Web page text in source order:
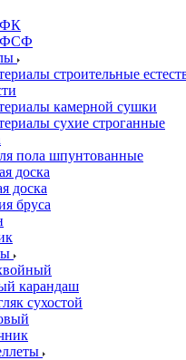
ФК
ФСФ
строительные
камерной сушки
сухие строганные
пола шпунтованные
доска
доска
бруса
карандаш
сухостой